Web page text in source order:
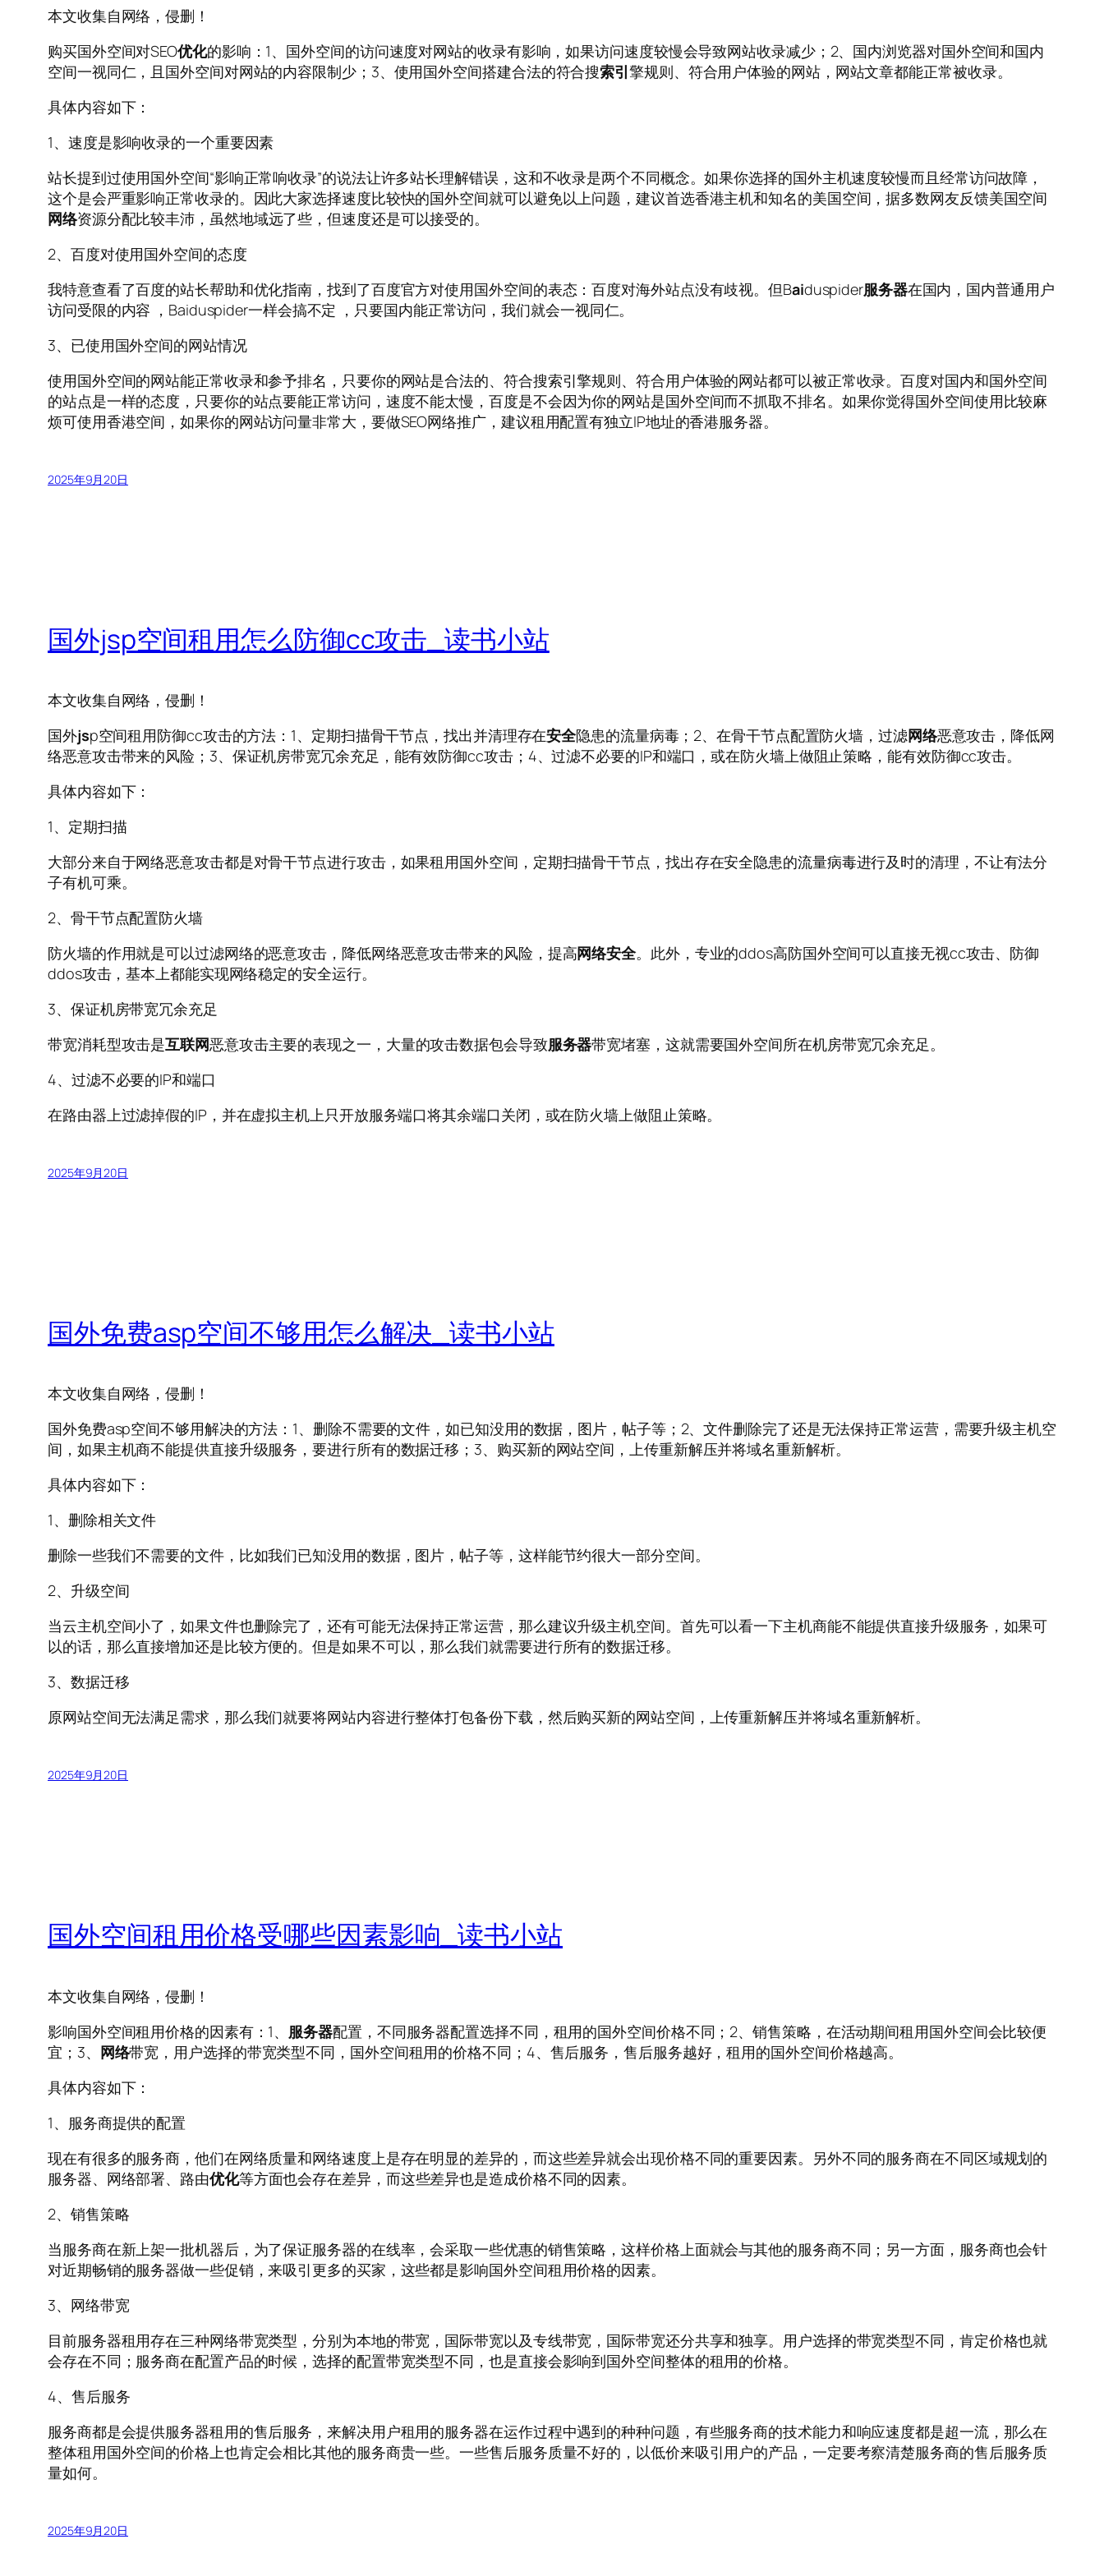
本文收集自网络，侵删！
购买国外空间对SEO优化的影响：1、国外空间的访问速度对网站的收录有影响，如果访问速度较慢会导致网站收录减少；2、国内浏览器对国外空间和国内
空间一视同仁，且国外空间对网站的内容限制少；3、使用国外空间搭建合法的符合搜索引擎规则、符合用户体验的网站，网站文章都能正常被收录。
具体内容如下：
1、速度是影响收录的一个重要因素
站长提到过使用国外空间“影响正常响收录”的说法让许多站长理解错误，这和不收录是两个不同概念。如果你选择的国外主机速度较慢而且经常访问故障，
这个是会严重影响正常收录的。因此大家选择速度比较快的国外空间就可以避免以上问题，建议首选香港主机和知名的美国空间，据多数网友反馈美国空间
网络资源分配比较丰沛，虽然地域远了些，但速度还是可以接受的。
2、百度对使用国外空间的态度
我特意查看了百度的站长帮助和优化指南，找到了百度官方对使用国外空间的表态：百度对海外站点没有歧视。但Baiduspider服务器在国内，国内普通用户
访问受限的内容 ，Baiduspider一样会搞不定 ，只要国内能正常访问，我们就会一视同仁。
3、已使用国外空间的网站情况
使用国外空间的网站能正常收录和参予排名，只要你的网站是合法的、符合搜索引擎规则、符合用户体验的网站都可以被正常收录。百度对国内和国外空间
的站点是一样的态度，只要你的站点要能正常访问，速度不能太慢，百度是不会因为你的网站是国外空间而不抓取不排名。如果你觉得国外空间使用比较麻
烦可使用香港空间，如果你的网站访问量非常大，要做SEO网络推广，建议租用配置有独立IP地址的香港服务器。
2025年9月20日
国外jsp空间租用怎么防御cc攻击_读书小站
本文收集自网络，侵删！
国外jsp空间租用防御cc攻击的方法：1、定期扫描骨干节点，找出并清理存在安全隐患的流量病毒；2、在骨干节点配置防火墙，过滤网络恶意攻击，降低网
络恶意攻击带来的风险；3、保证机房带宽冗余充足，能有效防御cc攻击；4、过滤不必要的IP和端口，或在防火墙上做阻止策略，能有效防御cc攻击。
具体内容如下：
1、定期扫描
大部分来自于网络恶意攻击都是对骨干节点进行攻击，如果租用国外空间，定期扫描骨干节点，找出存在安全隐患的流量病毒进行及时的清理，不让有法分
子有机可乘。
2、骨干节点配置防火墙
防火墙的作用就是可以过滤网络的恶意攻击，降低网络恶意攻击带来的风险，提高网络安全。此外，专业的ddos高防国外空间可以直接无视cc攻击、防御
ddos攻击，基本上都能实现网络稳定的安全运行。
3、保证机房带宽冗余充足
带宽消耗型攻击是互联网恶意攻击主要的表现之一，大量的攻击数据包会导致服务器带宽堵塞，这就需要国外空间所在机房带宽冗余充足。
4、过滤不必要的IP和端口
在路由器上过滤掉假的IP，并在虚拟主机上只开放服务端口将其余端口关闭，或在防火墙上做阻止策略。
2025年9月20日
国外免费asp空间不够用怎么解决_读书小站
本文收集自网络，侵删！
国外免费asp空间不够用解决的方法：1、删除不需要的文件，如已知没用的数据，图片，帖子等；2、文件删除完了还是无法保持正常运营，需要升级主机空
间，如果主机商不能提供直接升级服务，要进行所有的数据迁移；3、购买新的网站空间，上传重新解压并将域名重新解析。
具体内容如下：
1、删除相关文件
删除一些我们不需要的文件，比如我们已知没用的数据，图片，帖子等，这样能节约很大一部分空间。
2、升级空间
当云主机空间小了，如果文件也删除完了，还有可能无法保持正常运营，那么建议升级主机空间。首先可以看一下主机商能不能提供直接升级服务，如果可
以的话，那么直接增加还是比较方便的。但是如果不可以，那么我们就需要进行所有的数据迁移。
3、数据迁移
原网站空间无法满足需求，那么我们就要将网站内容进行整体打包备份下载，然后购买新的网站空间，上传重新解压并将域名重新解析。
2025年9月20日
国外空间租用价格受哪些因素影响_读书小站
本文收集自网络，侵删！
影响国外空间租用价格的因素有：1、 服务器配置，不同服务器配置选择不同，租用的国外空间价格不同；2、销售策略，在活动期间租用国外空间会比较便
宜；3、 网络带宽，用户选择的带宽类型不同，国外空间租用的价格不同；4、售后服务，售后服务越好，租用的国外空间价格越高。
具体内容如下：
1、服务商提供的配置
现在有很多的服务商，他们在网络质量和网络速度上是存在明显的差异的，而这些差异就会出现价格不同的重要因素。另外不同的服务商在不同区域规划的
服务器、网络部署、路由优化等方面也会存在差异，而这些差异也是造成价格不同的因素。
2、销售策略
当服务商在新上架一批机器后，为了保证服务器的在线率，会采取一些优惠的销售策略，这样价格上面就会与其他的服务商不同；另一方面，服务商也会针
对近期畅销的服务器做一些促销，来吸引更多的买家，这些都是影响国外空间租用价格的因素。
3、网络带宽
目前服务器租用存在三种网络带宽类型，分别为本地的带宽，国际带宽以及专线带宽，国际带宽还分共享和独享。用户选择的带宽类型不同，肯定价格也就
会存在不同；服务商在配置产品的时候，选择的配置带宽类型不同，也是直接会影响到国外空间整体的租用的价格。
4、售后服务
服务商都是会提供服务器租用的售后服务，来解决用户租用的服务器在运作过程中遇到的种种问题，有些服务商的技术能力和响应速度都是超一流，那么在
整体租用国外空间的价格上也肯定会相比其他的服务商贵一些。一些售后服务质量不好的，以低价来吸引用户的产品，一定要考察清楚服务商的售后服务质
量如何。
2025年9月20日